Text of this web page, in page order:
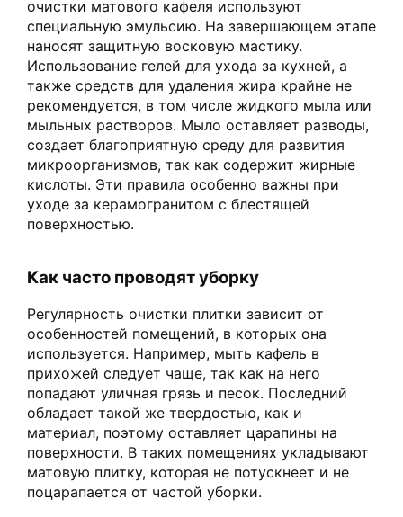
очистки матового кафеля используют
специальную эмульсию. На завершающем этапе
наносят защитную восковую мастику.
Использование гелей для ухода за кухней, а
также средств для удаления жира крайне не
рекомендуется, в том числе жидкого мыла или
мыльных растворов. Мыло оставляет разводы,
создает благоприятную среду для развития
микроорганизмов, так как содержит жирные
кислоты. Эти правила особенно важны при
уходе за керамогранитом с блестящей
поверхностью.
Как часто проводят уборку
Регулярность очистки плитки зависит от
особенностей помещений, в которых она
используется. Например, мыть кафель в
прихожей следует чаще, так как на него
попадают уличная грязь и песок. Последний
обладает такой же твердостью, как и
материал, поэтому оставляет царапины на
поверхности. В таких помещениях укладывают
матовую плитку, которая не потускнеет и не
поцарапается от частой уборки.